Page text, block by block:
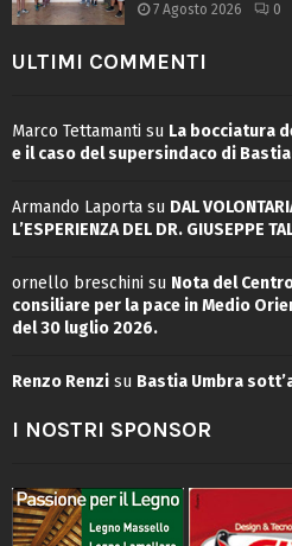
7 Agosto 2026 0
ULTIMI COMMENTI
Marco Tettamanti su La bocciatura
e il caso del supersindaco di Bastia
Armando Laporta su DAL
L’ESPERIENZA DEL DR. GIUSEPPE
ornello breschini su Nota del
consiliare per la pace in Medio
del 30 luglio 2026.
Renzo Renzi su Bastia Umbra
I NOSTRI SPONSOR